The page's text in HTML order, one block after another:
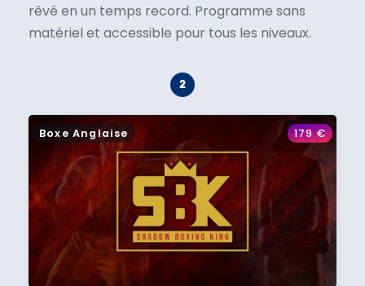
rêvé en un temps record. Programme sans
matériel et accessible pour tous les niveaux.
Boxe Anglaise 179€